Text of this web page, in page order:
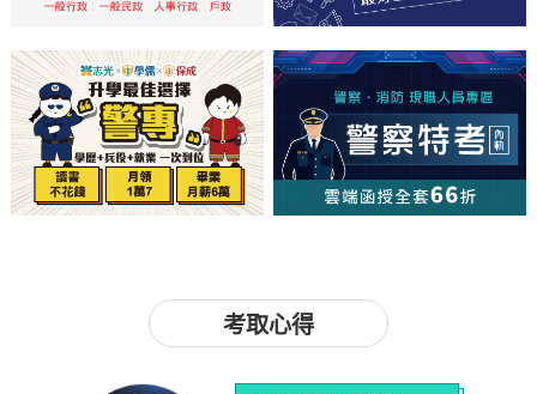
考取心得